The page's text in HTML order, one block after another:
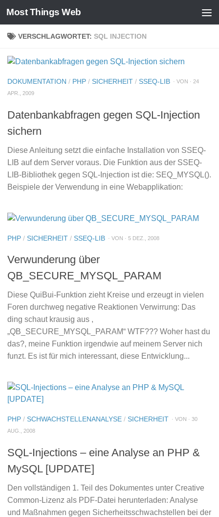
Zum Inhalt springen
Most Things Web
VERSCHLAGWORTET: SQL INJECTION
DOKUMENTATION / PHP / SICHERHEIT / SSEQ-LIB · VON · 24
APR., 2009
Datenbankabfragen gegen SQL-Injection
sichern
Diese Anleitung setzt die einfache Installation von SSEQ-
LIB auf dem Server voraus. Die Funktion aus der SSEQ-
LIB-Bibliothek gegen SQL-Injection ist die: SEQ_MYSQL().
Beispiele der Verwendung in eine Webapplikation:
PHP / SICHERHEIT / SSEQ-LIB · VON · 5 DEZ., 2008
Verwunderung über
QB_SECURE_MYSQL_PARAM
Diese QuiBui-Funktion zieht Kreise und erzeugt in vielen
Foren durchweg negative Reaktionen Verwirrung: Das
ding schaut krausig aus ,
„QB_SECURE_MYSQL_PARAM“ WTF??? Woher hast du
das?, meine Funktion irgendwie auf meinem Server nich
funzt. Es ist für mich interessant, diese Entwicklung...
PHP / SCHWACHSTELLENANALYSE / SICHERHEIT · VON · 30
AUG., 2008
SQL-Injections – eine Analyse an PHP &
MySQL [UPDATE]
Den vollständigen 1. Teil des Dokumentes unter Creative
Common-Lizenz als PDF-Datei herunterladen: Analyse
und Maßnahmen gegen Sicherheitsschwachstellen bei der